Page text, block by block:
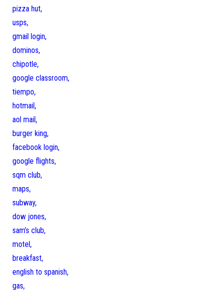
pizza hut,
usps,
gmail login,
dominos,
chipotle,
google classroom,
tiempo,
hotmail,
aol mail,
burger king,
facebook login,
google flights,
sqm club,
maps,
subway,
dow jones,
sam’s club,
motel,
breakfast,
english to spanish,
gas,